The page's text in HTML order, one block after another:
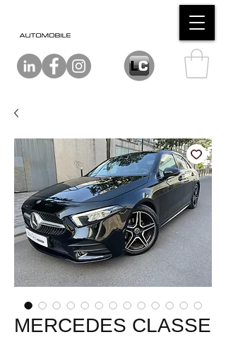
MERCEDES CLASSE